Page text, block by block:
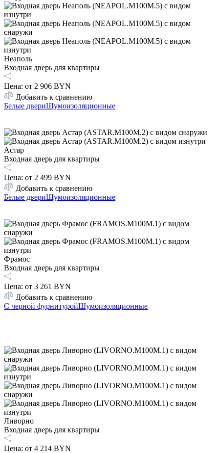
Неаполь
Входная дверь для квартиры
Цена: от 2 906 BYN
Добавить к сравнению
Белые двериШумоизоляционные
Астар
Входная дверь для квартиры
Цена: от 2 499 BYN
Добавить к сравнению
Белые двериШумоизоляционные
Фрамос
Входная дверь для квартиры
Цена: от 3 261 BYN
Добавить к сравнению
С черной фурнитуройШумоизоляционные
Ливорно
Входная дверь для квартиры
Цена: от 4 214 BYN